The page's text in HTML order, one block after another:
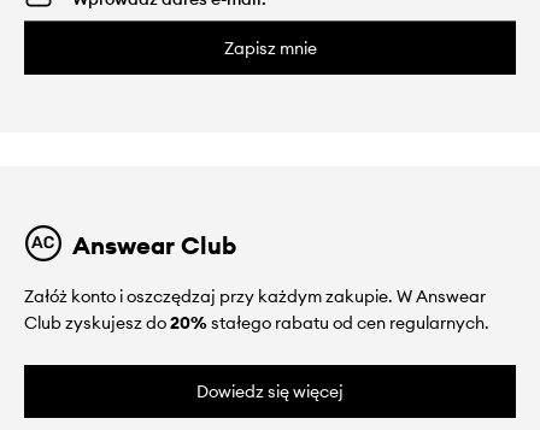
Zapisz mnie
Answear Club
Załóż konto i oszczędzaj przy każdym zakupie. W Answear
Club zyskujesz do20%stałego rabatu od cen regularnych.
Dowiedz się więcej